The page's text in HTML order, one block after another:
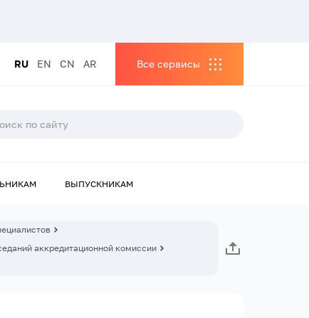
RU EN CN AR Все сервисы
ВЫПУСКНИКАМ
аккредитационной комиссии